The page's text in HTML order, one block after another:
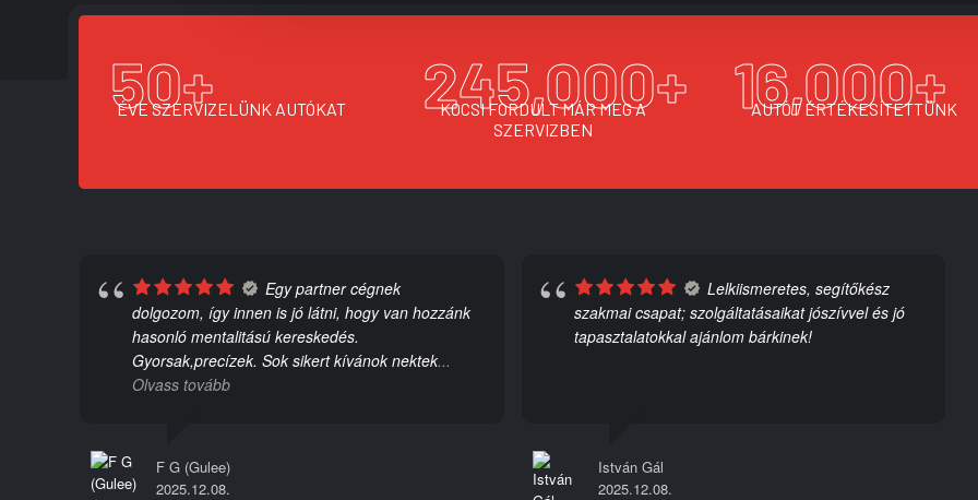
50+
ÉVE SZERVIZELÜNK AUTÓKAT 245,000+
KOCSI FORDULT MÁR MEG A
SZERVIZBEN
16,000+
AUTÓT ÉRTÉKESÍTETTÜNK
Egy partner cégnek
dolgozom, így innen is jó látni, hogy van hozzánk
hasonló mentalitású kereskedés.
Gyorsak,precízek. Sok sikert kívánok nektek...
Olvass tovább
F G (Gulee)
2025.12.08.
Lelkiismeretes, segítőkész
szakmai csapat; szolgáltatásaikat jószívvel és jó
tapasztalatokkal ajánlom bárkinek!
István Gál
2025.12.08.